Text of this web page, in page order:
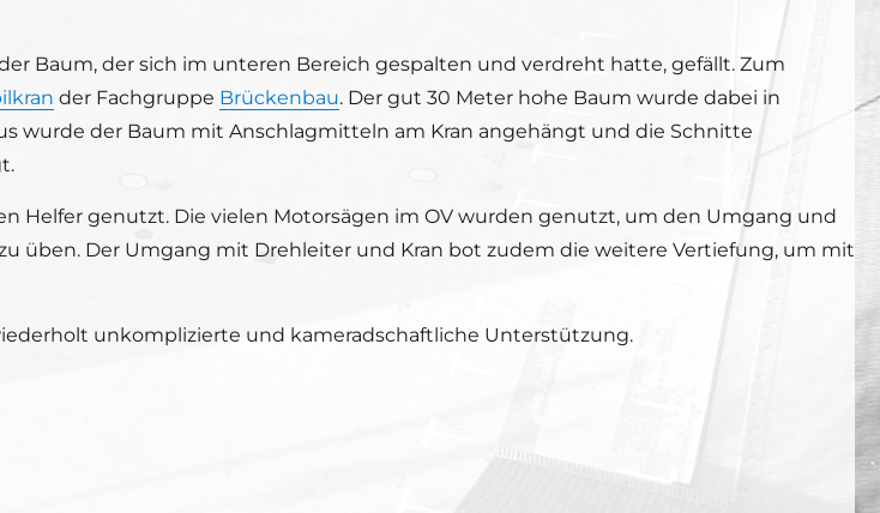
Baum, der sich im unteren Bereich gespalten und verdreht hatte, gefällt. Zum
der Fachgruppe Brückenbau. Der gut 30 Meter hohe Baum wurde dabei in
wurde der Baum mit Anschlagmitteln am Kran angehängt und die Schnitte
Helfer genutzt. Die vielen Motorsägen im OV wurden genutzt, um den Umgang und
üben. Der Umgang mit Drehleiter und Kran bot zudem die weitere Vertiefung, um mit
unkomplizierte und kameradschaftliche Unterstützung.